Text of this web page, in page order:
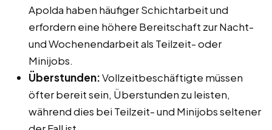
Apolda haben häufiger Schichtarbeit und
erfordern eine höhere Bereitschaft zur Nacht-
und Wochenendarbeit als Teilzeit- oder
Minijobs.
Überstunden:Vollzeitbeschäftigte müssen
öfter bereit sein, Überstunden zu leisten,
während dies bei Teilzeit- und Minijobs seltener